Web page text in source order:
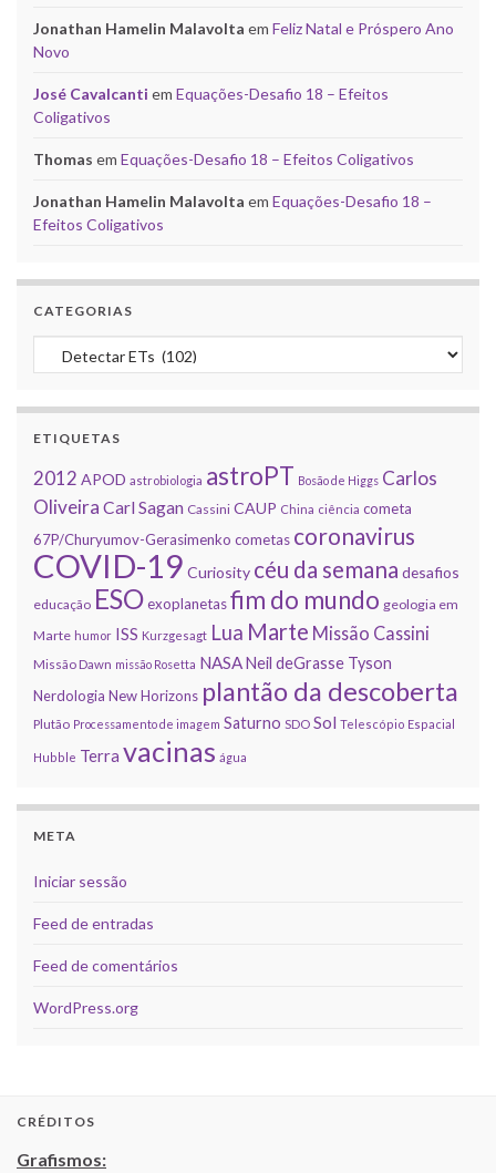
Jonathan Hamelin Malavolta em Feliz Natal e Próspero Ano
Novo
José Cavalcanti em Equações-Desafio 18 – Efeitos
Coligativos
Thomas em Equações-Desafio 18 – Efeitos Coligativos
Jonathan Hamelin Malavolta em Equações-Desafio 18 –
Efeitos Coligativos
CATEGORIAS
Categorias
ETIQUETAS
2012 APOD astrobiologia astroPT Bosão de Higgs Carlos
Oliveira Carl Sagan Cassini CAUP China ciência cometa
67P/Churyumov-Gerasimenko cometas coronavirus
COVID-19 Curiosity céu da semana desafios
educação ESOexoplanetasfim do mundo geologia em
Marte humor ISS Kurzgesagt Lua Marte Missão Cassini
Missão Dawn missão Rosetta NASANeil deGrasse Tyson
Nerdologia New Horizons plantão da descoberta
Plutão Processamento de imagem Saturno SDO Sol Telescópio Espacial
Hubble Terra vacinas água
META
Iniciar sessão
Feed de entradas
Feed de comentários
WordPress.org
CRÉDITOS
Grafismos: